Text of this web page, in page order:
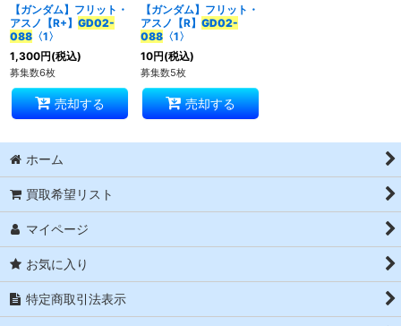
絞り込む
【ガンダム】フリット・
アスノ【R+】 GD02-
088 〈1〉
1,300円(税込)
募集数6枚
売却する
【ガンダム】フリット・
アスノ【R】 GD02-
088〈1〉
10円(税込)
募集数5枚
売却する
ホーム
買取希望リスト
マイページ
お気に入り
特定商取引法表示